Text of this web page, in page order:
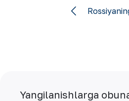
Yangilanishlarga